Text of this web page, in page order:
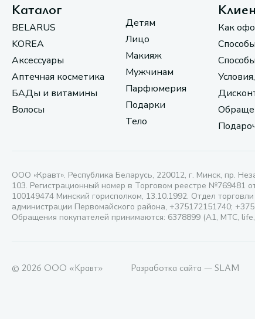
Каталог
BELARUS
KOREA
Аксессуары
Аптечная косметика
БАДы и витамины
Волосы
Детям
Лицо
Макияж
Мужчинам
Парфюмерия
Подарки
Тело
Как
ООО «Кравт». Республика Беларусь, 220012, г. Минск, пр.
103. Регистрационный номер в Торговом реестре №769481
100149474 Минский горисполком, 13.10.1992. Отдел торговли
администрации Первомайского района, +375172151740;
Обращения покупателей принимаются: 6378899 (А1, МТС,
© 2026 ООО «Кравт» Разработка сайта — SLAM